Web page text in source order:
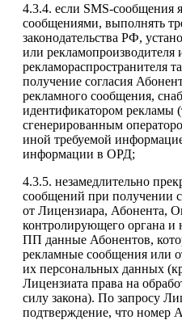
4.3.4. если SMS-сообщения
сообщениями, выполнять
законодательства РФ,
или рекламопроизводителя
рекламораспространителя
получение согласия
рекламного сообщения,
идентификатором рекламы
сгенерированным
иной требуемой
информации в ОРД;
4.3.5. незамедлительно
сообщений при получении
от Лицензиара, Абонента,
контролирующего органа и
ПП данные Абонентов,
рекламные сообщения или
их персональных данных
Лицензиата права на
силу закона). По запросу
подтверждение, что номер